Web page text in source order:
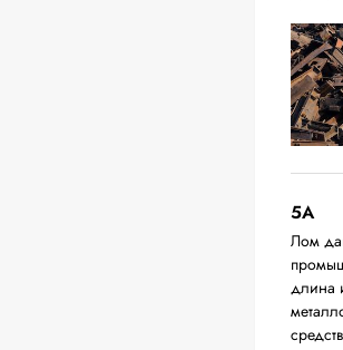
5А
Лом
длина